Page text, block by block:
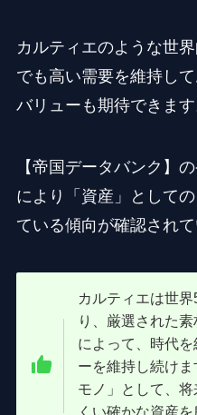
カルティエのような世
でも高い需要を維持し
バリューも期待できます
【帝国データバンク】
により「資産」として
ている傾向が確認されて
カルティエは世
り、厳選された
によって、時代
ーを維持し続け
モノ」として、
くい確かな資産